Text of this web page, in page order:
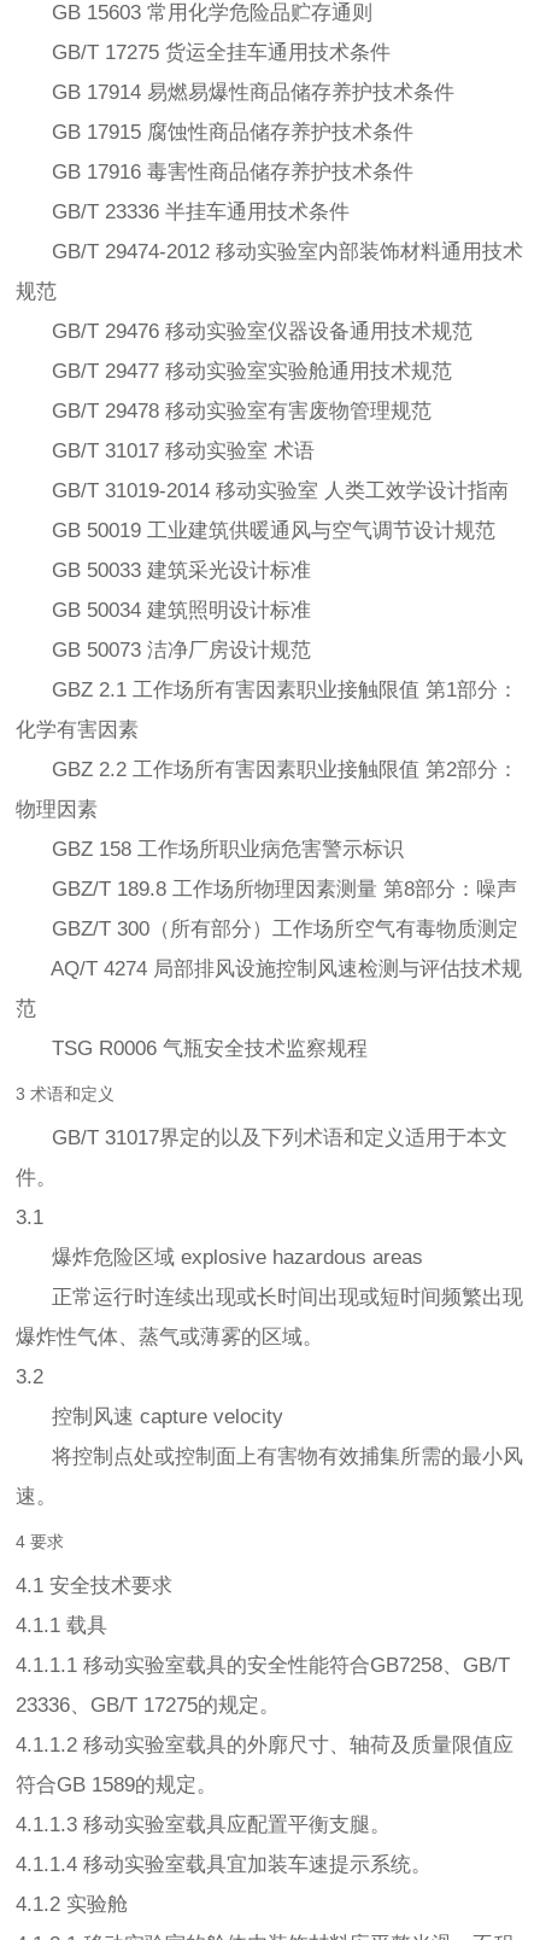
GB 15603 常用化学危险品贮存通则
GB/T 17275 货运全挂车通用技术条件
GB 17914 易燃易爆性商品储存养护技术条件
GB 17915 腐蚀性商品储存养护技术条件
GB 17916 毒害性商品储存养护技术条件
GB/T 23336 半挂车通用技术条件
GB/T 29474-2012 移动实验室内部装饰材料通用技术
规范
GB/T 29476 移动实验室仪器设备通用技术规范
GB/T 29477 移动实验室实验舱通用技术规范
GB/T 29478 移动实验室有害废物管理规范
GB/T 31017 移动实验室 术语
GB/T 31019-2014 移动实验室 人类工效学设计指南
GB 50019 工业建筑供暖通风与空气调节设计规范
GB 50033 建筑采光设计标准
GB 50034 建筑照明设计标准
GB 50073 洁净厂房设计规范
GBZ 2.1 工作场所有害因素职业接触限值 第1部分：
化学有害因素
GBZ 2.2 工作场所有害因素职业接触限值 第2部分：
物理因素
GBZ 158 工作场所职业病危害警示标识
GBZ/T 189.8 工作场所物理因素测量 第8部分：噪声
GBZ/T 300（所有部分）工作场所空气有毒物质测定
AQ/T 4274 局部排风设施控制风速检测与评估技术规
范
TSG R0006 气瓶安全技术监察规程
3 术语和定义
GB/T 31017界定的以及下列术语和定义适用于本文
件。
3.1
爆炸危险区域 explosive hazardous areas
正常运行时连续出现或长时间出现或短时间频繁出现
爆炸性气体、蒸气或薄雾的区域。
3.2
控制风速 capture velocity
将控制点处或控制面上有害物有效捕集所需的最小风
速。
4 要求
4.1 安全技术要求
4.1.1 载具
4.1.1.1 移动实验室载具的安全性能符合GB7258、GB/T
23336、GB/T 17275的规定。
4.1.1.2 移动实验室载具的外廓尺寸、轴荷及质量限值应
符合GB 1589的规定。
4.1.1.3 移动实验室载具应配置平衡支腿。
4.1.1.4 移动实验室载具宜加装车速提示系统。
4.1.2 实验舱